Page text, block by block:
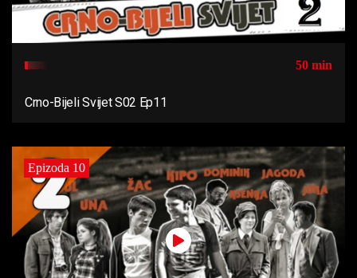
50 min
Crno-Bijeli Svijet S02 Ep11
Epizoda 10